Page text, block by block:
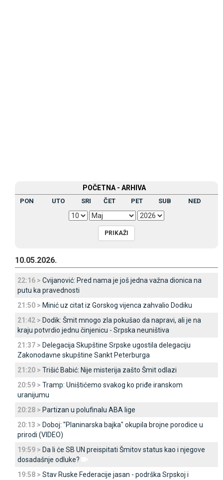
POČETNA - ARHIVA
PON UTO SRI ČET PET SUB NED
10.05.2026.
22:16 > Cvijanović: Pred nama je još jedna važna dionica na
putu ka pravednosti
21:50 > Minić uz citat iz Gorskog vijenca zahvalio Dodiku
21:42 > Dodik: Šmit mnogo zla pokušao da napravi, ali je na
kraju potvrdio jednu činjenicu - Srpska neuništiva
21:37 > Delegacija Skupštine Srpske ugostila delegaciju
Zakonodavne skupštine Sankt Peterburga
21:20 > Trišić Babić: Nije misterija zašto Šmit odlazi
20:59 > Tramp: Uništićemo svakog ko priđe iranskom
uranijumu
20:28 > Partizan u polufinalu ABA lige
20:13 > Doboj: "Planinarska bajka" okupila brojne porodice u
prirodi (VIDEO)
19:59 > Da li će SB UN preispitati Šmitov status kao i njegove
dosadašnje odluke?
19:58 > Stav Ruske Federacije jasan - podrška Srpskoj i